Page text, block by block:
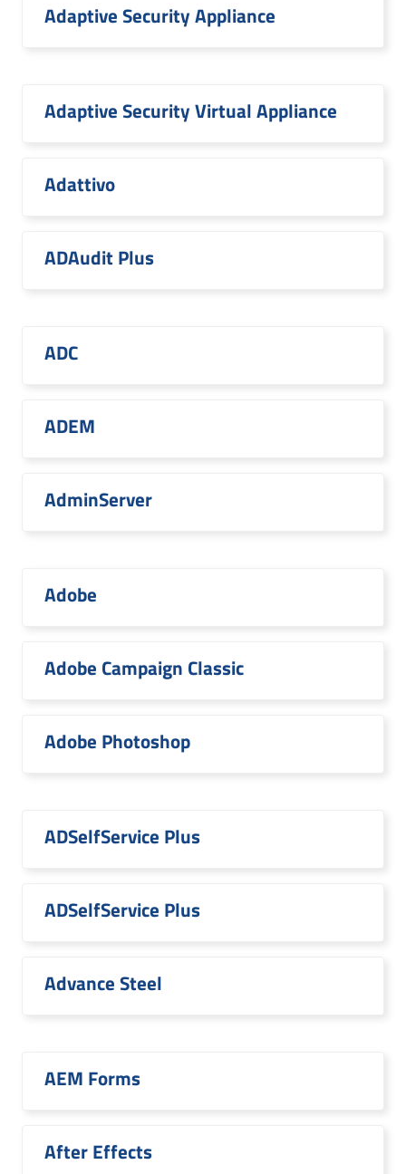
Adaptive Security Appliance
Adaptive Security Virtual Appliance
Adattivo
ADAudit Plus
ADC
ADEM
AdminServer
Adobe
Adobe Campaign Classic
Adobe Photoshop
ADSelfService Plus
ADSelfService Plus
Advance Steel
AEM Forms
After Effects